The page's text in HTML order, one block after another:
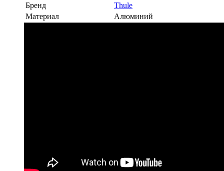
Бренд
Thule
Материал
Алюминий